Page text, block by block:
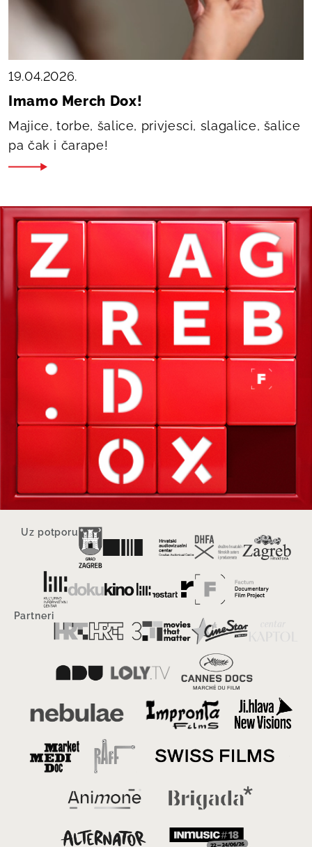
19.04.2026.
Imamo Merch Dox!
Majice, torbe, šalice, privjesci, slagalice, šalice
pa čak i čarape!
Uz potporu
Partneri